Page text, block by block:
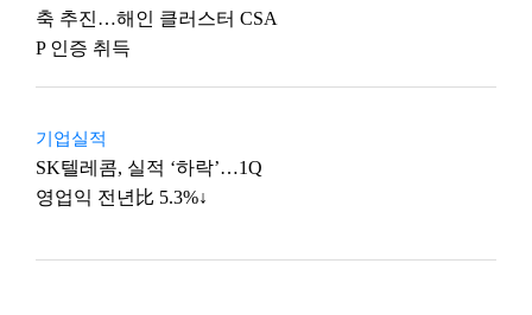
축 추진…해인 클러스터 CSA
P 인증 취득
기업실적
SK텔레콤, 실적 ‘하락’…1Q
영업익 전년比 5.3%↓